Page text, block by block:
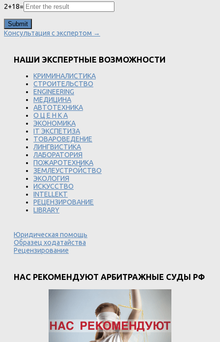
2+18=
Консультация с экспертом →
НАШИ ЭКСПЕРТНЫЕ ВОЗМОЖНОСТИ
КРИМИНАЛИСТИКА
СТРОИТЕЛЬСТВО
ENGINEERING
МЕДИЦИНА
АВТОТЕХНИКА
О Ц Е Н К А
ЭКОНОМИКА
IT ЭКСПЕТИЗА
ТОВАРОВЕДЕНИЕ
ЛИНГВИСТИКА
ЛАБОРАТОРИЯ
ПОЖАРОТЕХНИКА
ЗЕМЛЕУСТРОЙСТВО
ЭКОЛОГИЯ
ИСКУССТВО
INTELLEKT
РЕЦЕНЗИРОВАНИЕ
LIBRARY
Юридическая помощь
Образец ходатайства
Рецензирование
НАС РЕКОМЕНДУЮТ АРБИТРАЖНЫЕ СУДЫ РФ